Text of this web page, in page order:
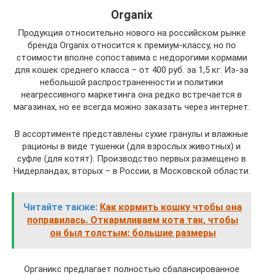
Organix
Продукция относительно нового на российском рынке
бренда Organix относится к премиум-классу, но по
стоимости вполне сопоставима с недорогими кормами
для кошек среднего класса – от 400 руб. за 1,5 кг. Из-за
небольшой распространенности и политики
неагрессивного маркетинга она редко встречается в
магазинах, но ее всегда можно заказать через интернет.
В ассортименте представлены сухие гранулы и влажные
рационы в виде тушенки (для взрослых животных) и
суфле (для котят). Производство первых размещено в
Нидерландах, вторых – в России, в Московской области.
Читайте также: Как кормить кошку чтобы она
поправилась. Откармливаем кота так, чтобы
он был толстым: большие размеры
Органикс предлагает полностью сбалансированное